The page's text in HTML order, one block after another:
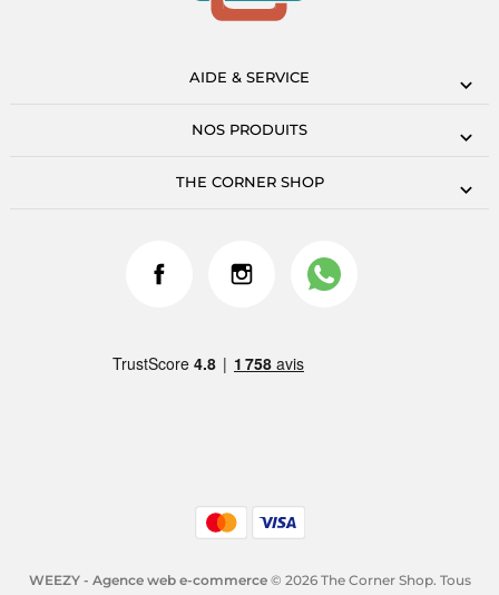
AIDE & SERVICE
NOS PRODUITS
THE CORNER SHOP
WEEZY - Agence web e-commerce© 2026 The Corner Shop. Tous